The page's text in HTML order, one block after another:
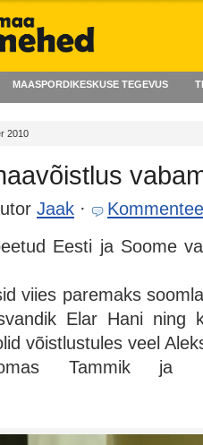
MAASPORDIKESKUSE TEGEVUS
2010
Jaak ·
Eesti ja Soome
viies paremaks
Elar Hani ning
võistlustules veel
Tammik